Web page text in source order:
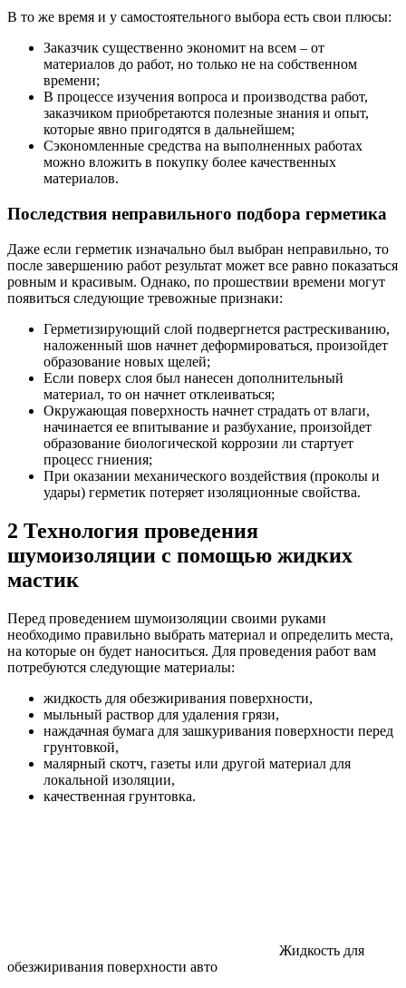
В то же время и у самостоятельного выбора есть свои плюсы:
Заказчик существенно экономит на всем – от
материалов до работ, но только не на собственном
времени;
В процессе изучения вопроса и производства работ,
заказчиком приобретаются полезные знания и опыт,
которые явно пригодятся в дальнейшем;
Сэкономленные средства на выполненных работах
можно вложить в покупку более качественных
материалов.
Последствия неправильного подбора герметика
Даже если герметик изначально был выбран неправильно, то
после завершению работ результат может все равно показаться
ровным и красивым. Однако, по прошествии времени могут
появиться следующие тревожные признаки:
Герметизирующий слой подвергнется растрескиванию,
наложенный шов начнет деформироваться, произойдет
образование новых щелей;
Если поверх слоя был нанесен дополнительный
материал, то он начнет отклеиваться;
Окружающая поверхность начнет страдать от влаги,
начинается ее впитывание и разбухание, произойдет
образование биологической коррозии ли стартует
процесс гниения;
При оказании механического воздействия (проколы и
удары) герметик потеряет изоляционные свойства.
2 Технология проведения
шумоизоляции с помощью жидких
мастик
Перед проведением шумоизоляции своими руками
необходимо правильно выбрать материал и определить места,
на которые он будет наноситься. Для проведения работ вам
потребуются следующие материалы:
жидкость для обезжиривания поверхности,
мыльный раствор для удаления грязи,
наждачная бумага для зашкуривания поверхности перед
грунтовкой,
малярный скотч, газеты или другой материал для
локальной изоляции,
качественная грунтовка.
Жидкость для
обезжиривания поверхности авто